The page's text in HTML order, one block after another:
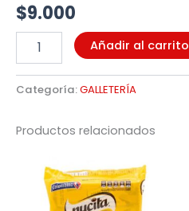
$9.000
Añadir al carrito
Categoría:GALLETERÍA
Productos relacionados